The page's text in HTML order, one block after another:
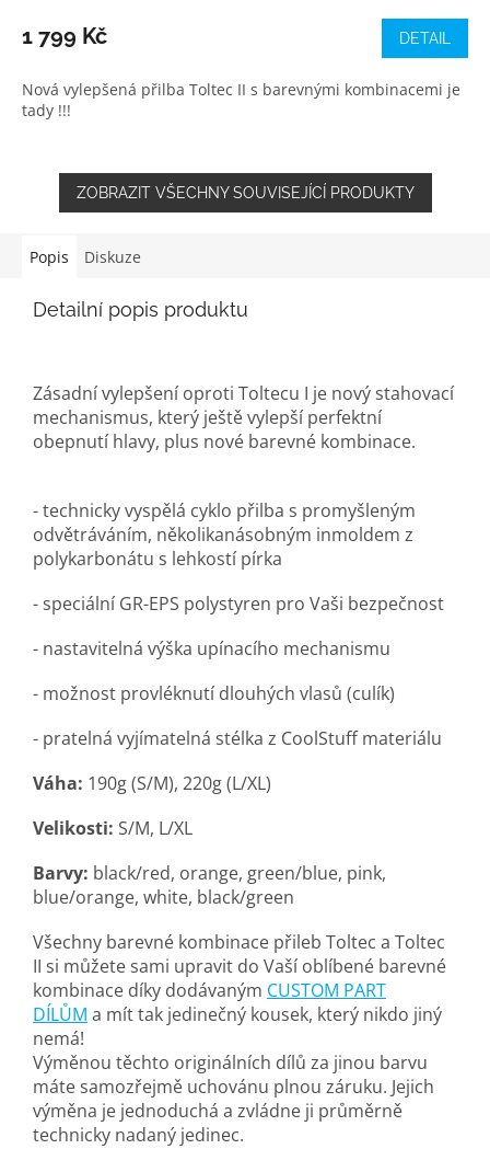
1 799 Kč DETAIL
Nová vylepšená přilba Toltec II s barevnými kombinacemi je
tady !!!
ZOBRAZIT VŠECHNY SOUVISEJÍCÍ PRODUKTY
Popis Diskuze
Detailní popis produktu
Zásadní vylepšení oproti Toltecu I je nový stahovací
mechanismus, který ještě vylepší perfektní
obepnutí hlavy, plus nové barevné kombinace.
- technicky vyspělá cyklo přilba s promyšleným
odvětráváním, několikanásobným inmoldem z
polykarbonátu s lehkostí pírka
- speciální GR-EPS polystyren pro Vaši bezpečnost
- nastavitelná výška upínacího mechanismu
- možnost provléknutí dlouhých vlasů (culík)
- pratelná vyjímatelná stélka z CoolStuff materiálu
Váha: 190g (S/M), 220g (L/XL)
Velikosti: S/M, L/XL
Barvy: black/red, orange, green/blue, pink,
blue/orange, white, black/green
Všechny barevné kombinace přileb Toltec a Toltec
II si můžete sami upravit do Vaší oblíbené barevné
kombinace díky dodávaným CUSTOM PART
DÍLŮM a mít tak jedinečný kousek, který nikdo jiný
nemá!
Výměnou těchto originálních dílů za jinou barvu
máte samozřejmě uchovánu plnou záruku. Jejich
výměna je jednoduchá a zvládne ji průměrně
technicky nadaný jedinec.